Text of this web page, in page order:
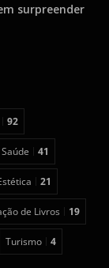
surpreender
92
Saúde 41
21
de Livros 19
Turismo 4